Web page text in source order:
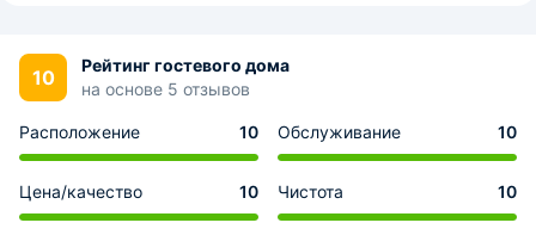
10
Рейтинг гостевого дома
на основе 5 отзывов
Расположение 10 Обслуживание 10
Цена/качество 10 Чистота 10